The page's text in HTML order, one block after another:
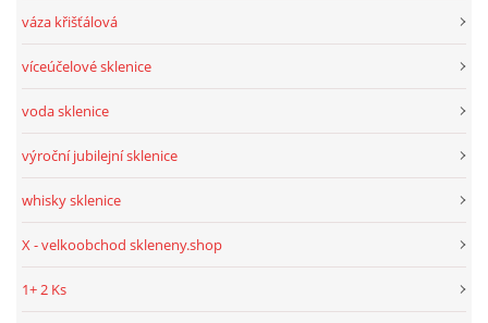
váza křišťálová
víceúčelové sklenice
voda sklenice
výroční jubilejní sklenice
whisky sklenice
X - velkoobchod skleneny.shop
1+ 2 Ks